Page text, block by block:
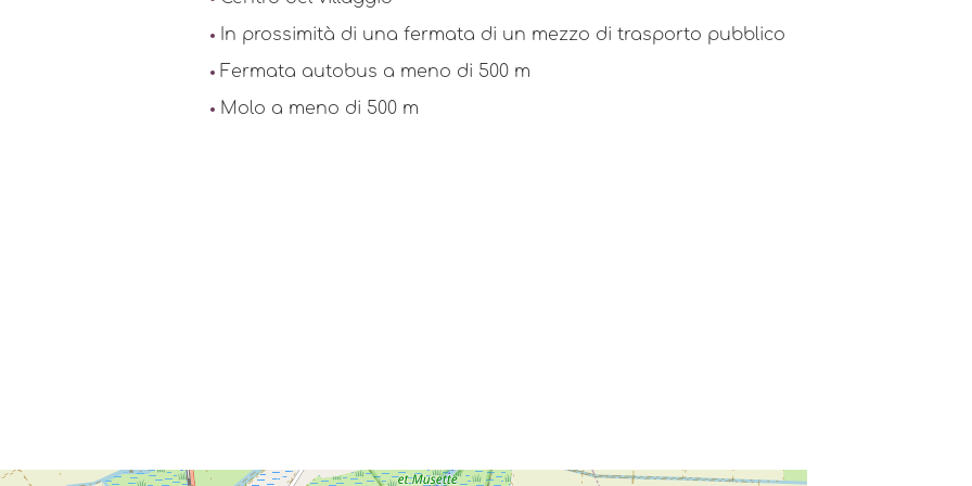
In prossimità di una fermata di un mezzo di trasporto pubblico
Fermata autobus a meno di 500 m
Molo a meno di 500 m